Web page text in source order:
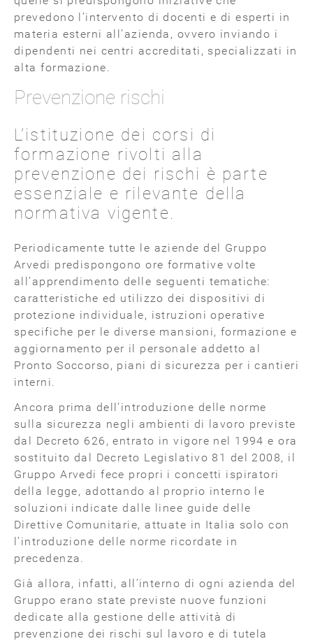
prevedono l’intervento di docenti e di esperti in
materia esterni all’azienda, ovvero inviando i
dipendenti nei centri accreditati, specializzati in
alta formazione.
Prevenzione rischi
L’istituzione dei corsi di
formazione rivolti alla
prevenzione dei rischi è parte
essenziale e rilevante della
normativa vigente.
Periodicamente tutte le aziende del Gruppo
Arvedi predispongono ore formative volte
all’apprendimento delle seguenti tematiche:
caratteristiche ed utilizzo dei dispositivi di
protezione individuale, istruzioni operative
specifiche per le diverse mansioni, formazione e
aggiornamento per il personale addetto al
Pronto Soccorso, piani di sicurezza per i cantieri
interni.
Ancora prima dell’introduzione delle norme
sulla sicurezza negli ambienti di lavoro previste
dal Decreto 626, entrato in vigore nel 1994 e ora
sostituito dal Decreto Legislativo 81 del 2008, il
Gruppo Arvedi fece propri i concetti ispiratori
della legge, adottando al proprio interno le
soluzioni indicate dalle linee guide delle
Direttive Comunitarie, attuate in Italia solo con
l’introduzione delle norme ricordate in
precedenza.
Già allora, infatti, all’interno di ogni azienda del
Gruppo erano state previste nuove funzioni
dedicate alla gestione delle attività di
prevenzione dei rischi sul lavoro e di tutela